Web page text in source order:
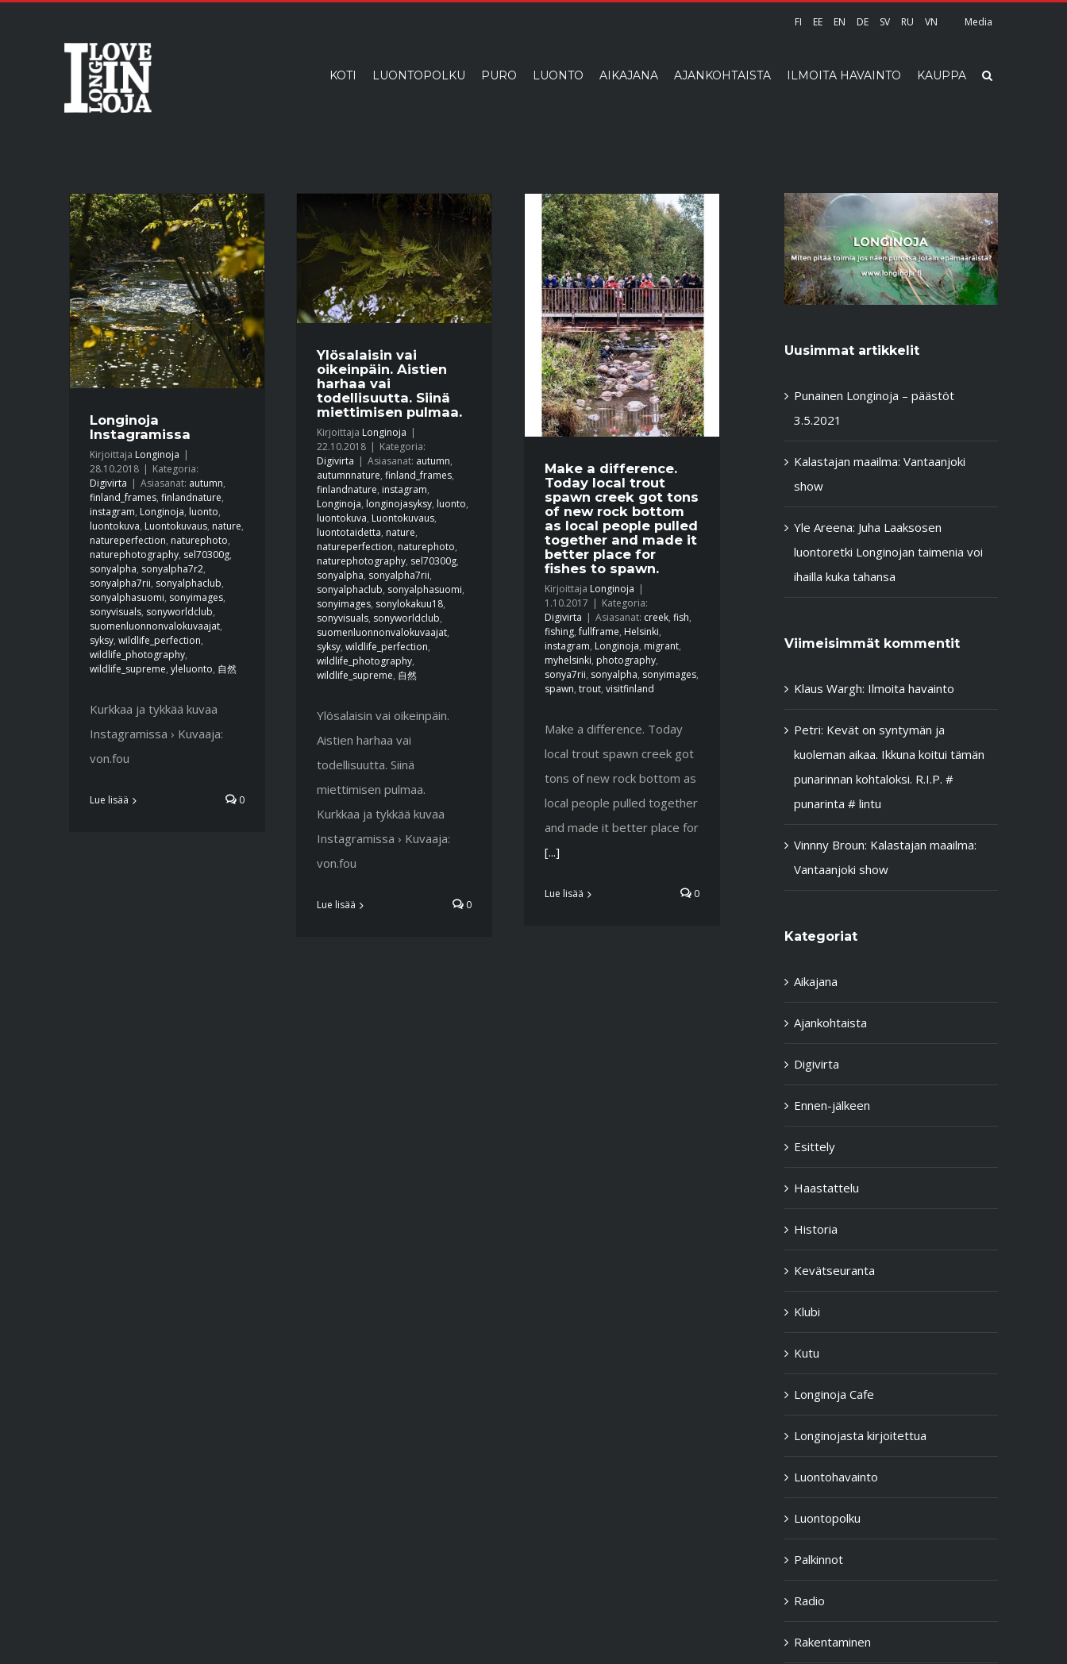
FI EE EN DE SV RU VN Media
KOTI LUONTOPOLKU PURO LUONTO AIKAJANA AJANKOHTAISTA ILMOITA HAVAINTO KAUPPA
Longinoja
Instagramissa
Kirjoittaja Longinoja |
28.10.2018 | Kategoria:
Digivirta | Asiasanat: autumn,
finland_frames, finlandnature,
instagram, Longinoja, luonto,
luontokuva, Luontokuvaus, nature,
natureperfection, naturephoto,
naturephotography, sel70300g,
sonyalpha, sonyalpha7r2,
sonyalpha7rii, sonyalphaclub,
sonyalphasuomi, sonyimages,
sonyvisuals, sonyworldclub,
suomenluonnonvalokuvaajat,
syksy, wildlife_perfection,
wildlife_photography,
wildlife_supreme, yleluonto, 自然
Kurkkaa ja tykkää kuvaa
Instagramissa › Kuvaaja:
von.fou
Lue lisää 0
Ylösalaisin vai
oikeinpäin. Aistien
harhaa vai
todellisuutta. Siinä
miettimisen pulmaa.
Kirjoittaja Longinoja |
22.10.2018 | Kategoria:
Digivirta | Asiasanat: autumn,
autumnnature, finland_frames,
finlandnature, instagram,
Longinoja, longinojasyksy, luonto,
luontokuva, Luontokuvaus,
luontotaidetta, nature,
natureperfection, naturephoto,
naturephotography, sel70300g,
sonyalpha, sonyalpha7rii,
sonyalphaclub, sonyalphasuomi,
sonyimages, sonylokakuu18,
sonyvisuals, sonyworldclub,
suomenluonnonvalokuvaajat,
syksy, wildlife_perfection,
wildlife_photography,
wildlife_supreme, 自然
Ylösalaisin vai oikeinpäin.
Aistien harhaa vai
todellisuutta. Siinä
miettimisen pulmaa.
Kurkkaa ja tykkää kuvaa
Instagramissa › Kuvaaja:
von.fou
Lue lisää 0
Make a difference.
Today local trout
spawn creek got tons
of new rock bottom
as local people pulled
together and made it
better place for
fishes to spawn.
Kirjoittaja Longinoja |
1.10.2017 | Kategoria:
Digivirta | Asiasanat: creek, fish,
fishing,fullframe, Helsinki,
instagram, Longinoja, migrant,
myhelsinki, photography,
sonya7rii, sonyalpha, sonyimages,
spawn, trout, visitfinland
Make a difference. Today
local trout spawn creek got
tons of new rock bottom as
local people pulled together
and made it better place for
[...]
Lue lisää 0
Uusimmat artikkelit
Punainen Longinoja – päästöt
3.5.2021
Kalastajan maailma: Vantaanjoki
show
Yle Areena: Juha Laaksosen
luontoretki Longinojan taimenia voi
ihailla kuka tahansa
Viimeisimmät kommentit
Klaus Wargh: Ilmoita havainto
Petri: Kevät on syntymän ja
kuoleman aikaa. Ikkuna koitui tämän
punarinnan kohtaloksi. R.I.P. #
punarinta # lintu
Vinnny Broun: Kalastajan maailma:
Vantaanjoki show
Kategoriat
Aikajana
Ajankohtaista
Digivirta
Ennen-jälkeen
Esittely
Haastattelu
Historia
Kevätseuranta
Klubi
Kutu
Longinoja Cafe
Longinojasta kirjoitettua
Luontohavainto
Luontopolku
Palkinnot
Radio
Rakentaminen